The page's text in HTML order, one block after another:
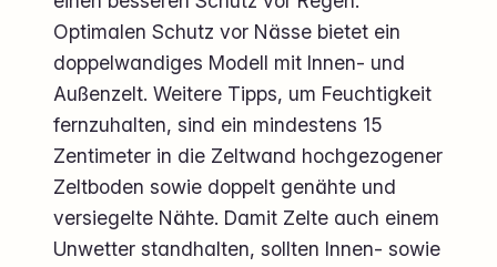
Optimalen Schutz vor Nässe bietet ein
doppelwandiges Modell mit Innen- und
Außenzelt. Weitere Tipps, um Feuchtigkeit
fernzuhalten, sind ein mindestens 15
Zentimeter in die Zeltwand hochgezogener
Zeltboden sowie doppelt genähte und
versiegelte Nähte. Damit Zelte auch einem
Unwetter standhalten, sollten Innen- sowie